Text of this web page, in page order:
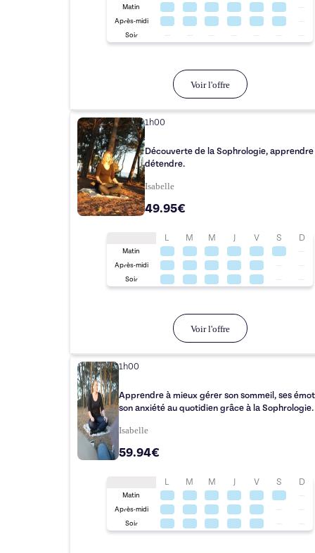
Matin
Après-midi
Soir
Voir l'offre
1h00
Découverte de la Sophrologie, apprendre
détendre.
Isabelle
49.95€
L M M J V S D
Matin
Après-midi
Soir
Voir l'offre
1h00
Apprendre à mieux gérer son sommeil, ses
son anxiété au quotidien grâce à la Sophrologie.
Isabelle
59.94€
L M M J V S D
Matin
Après-midi
Soir